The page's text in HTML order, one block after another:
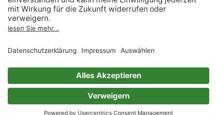
Verträge hier kündigen
Impressum
Immer ein gutes Buch